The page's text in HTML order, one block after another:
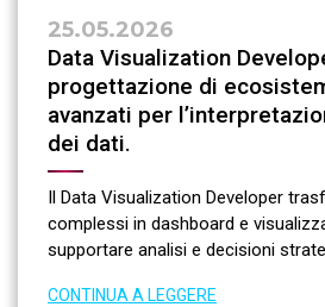
25.05.2026
Data Visualization
progettazione di
avanzati per
dei dati.
Il Data Visualization Developer
complessi in dashboard e
supportare analisi e decisioni
CONTINUA A LEGGERE